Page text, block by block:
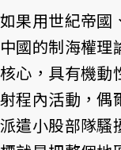
如果用世紀帝國
中國的制海權理
核心，具有機動
射程內活動，偶
派遣小股部隊騷